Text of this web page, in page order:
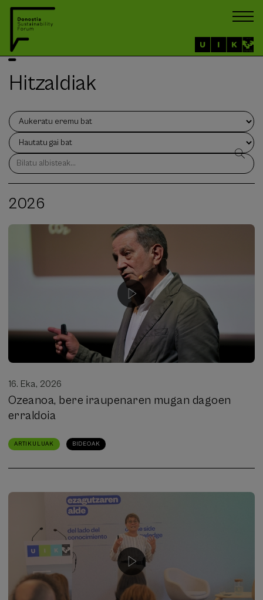
Hitzaldiak
2026
16. Eka, 2026
Ozeanoa, bere iraupenaren mugan dagoen
erraldoia
ARTIKULUAK BIDEOAK